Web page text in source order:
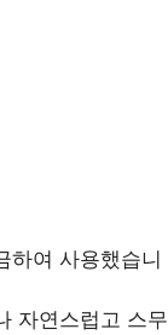
하여 사용했습니
자연스럽고 스무